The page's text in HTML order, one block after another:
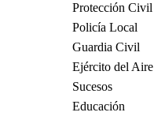
Protección Civil
Policía Local
Guardia Civil
Ejército del Aire
Sucesos
Educación